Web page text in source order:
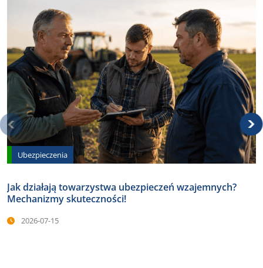
Ubezpieczenia
Jak działają towarzystwa ubezpieczeń wzajemnych?
Mechanizmy skuteczności!
2026-07-15